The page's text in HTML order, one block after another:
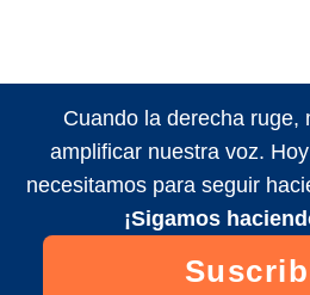
Cuando la derecha ruge,
amplificar nuestra voz.
necesitamos para seguir
¡Sigamos